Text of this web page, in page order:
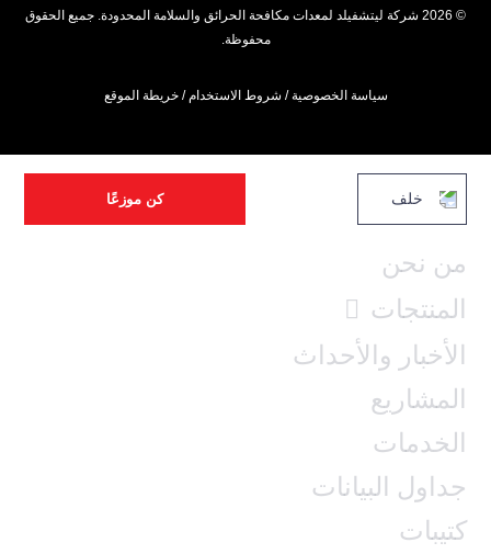
© 2026 شركة ليتشفيلد لمعدات مكافحة الحرائق والسلامة المحدودة. جميع الحقوق
محفوظة.
سياسة الخصوصية/ شروط الاستخدام /خريطة الموقع
خلف كن موزعًا
من نحن
المنتجات
الأخبار والأحداث
المشاريع
الخدمات
جداول البيانات
كتيبات